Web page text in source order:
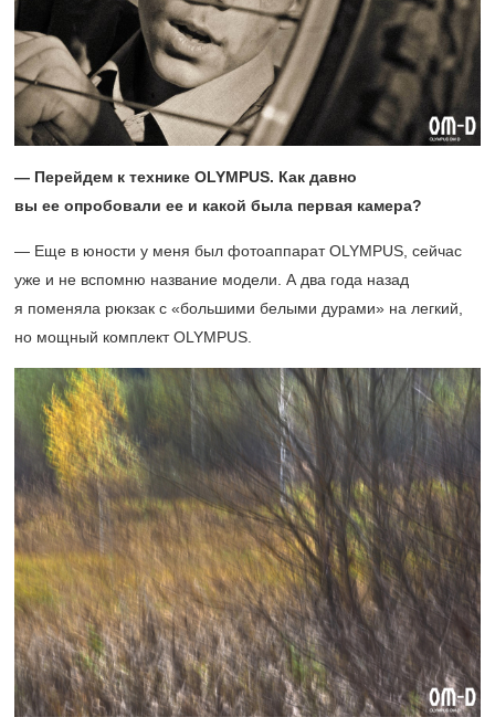
— Перейдем к технике OLYMPUS. Как давно
вы ее опробовали ее и какой была первая камера?
— Еще в юности у меня был фотоаппарат OLYMPUS, сейчас
уже и не вспомню название модели. А два года назад
я поменяла рюкзак с «большими белыми дурами» на легкий,
но мощный комплект OLYMPUS.